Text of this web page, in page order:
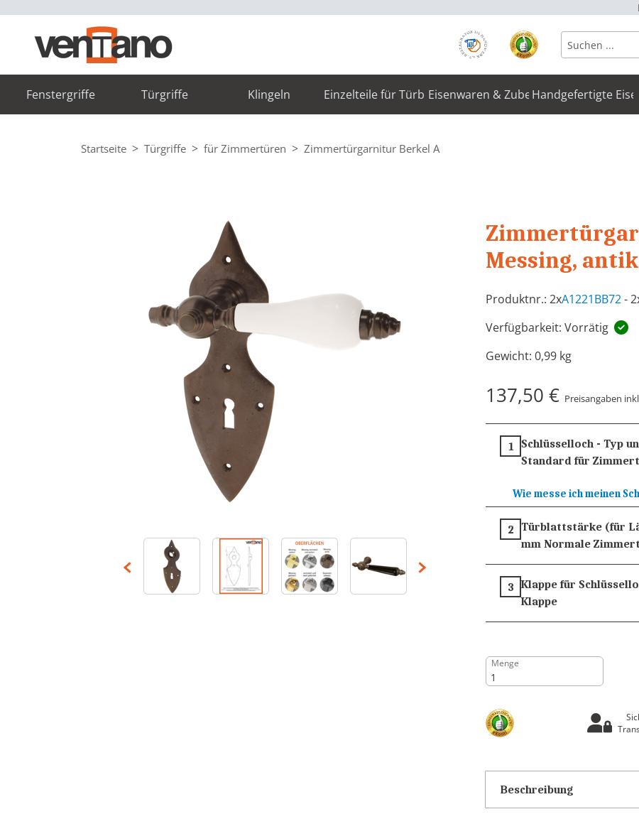
Fenstergriffe Türgriffe Klingeln Einzelteile für TürbeschlägeEisenwaren & ZubehörHandgefertigte
Startseite Türgriffe für Zimmertüren Zimmertürgarnitur Berkel A
Messing, antik
Produktnr.: 2xA1221BB72-
Verfügbarkeit: Vorrätig
Gewicht: 0,99 kg
137,50 € Preisangaben
1 Schlüsselloch - Typ
Standard für
Wie messe ich meinen
2 Türblattstärke (für
mm Normale
3 Klappe für
Klappe
Menge
Beschreibung